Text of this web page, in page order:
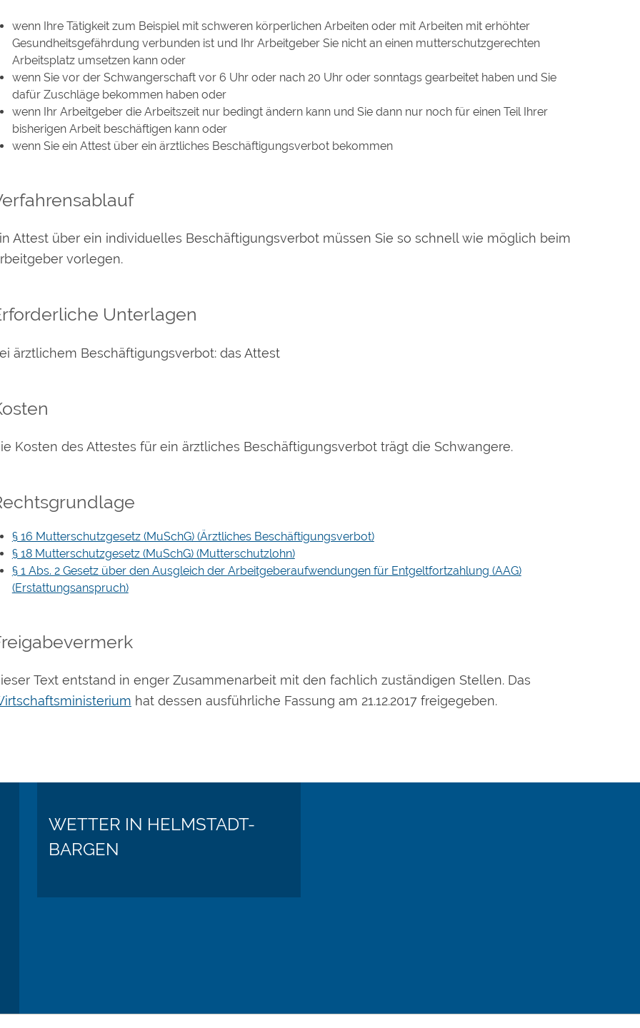
wenn Ihre Tätigkeit zum Beispiel mit schweren körperlichen Arbeiten oder mit Arbeiten mit erhöhter
Gesundheitsgefährdung verbunden ist und Ihr Arbeitgeber Sie nicht an einen mutterschutzgerechten
Arbeitsplatz umsetzen kann oder
wenn Sie vor der Schwangerschaft vor 6 Uhr oder nach 20 Uhr oder sonntags gearbeitet haben und Sie
dafür Zuschläge bekommen haben oder
wenn Ihr Arbeitgeber die Arbeitszeit nur bedingt ändern kann und Sie dann nur noch für einen Teil Ihrer
bisherigen Arbeit beschäftigen kann oder
wenn Sie ein Attest über ein ärztliches Beschäftigungsverbot bekommen
Attest über ein individuelles Beschäftigungsverbot müssen Sie so schnell wie möglich beim
vorlegen.
Unterlagen
ärztlichem Beschäftigungsverbot: das Attest
Kosten des Attestes für ein ärztliches Beschäftigungsverbot trägt die Schwangere.
§ 16 Mutterschutzgesetz (MuSchG) (Ärztliches Beschäftigungsverbot)
§ 18 Mutterschutzgesetz (MuSchG) (Mutterschutzlohn)
§ 1 Abs. 2 Gesetz über den Ausgleich der Arbeitgeberaufwendungen für Entgeltfortzahlung (AAG)
(Erstattungsanspruch)
Text entstand in enger Zusammenarbeit mit den fachlich zuständigen Stellen. Das
hat dessen ausführliche Fassung am 21.12.2017 freigegeben.
WETTER IN HELMSTADT-
BARGEN